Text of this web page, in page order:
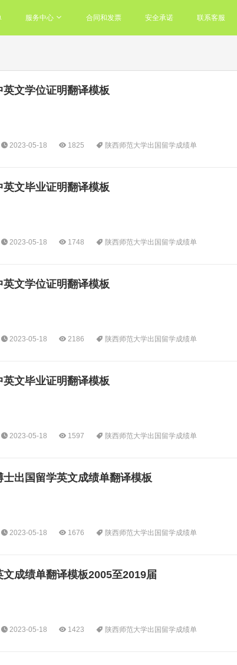
服务中心 合同和发票 安全承诺 联系客服
英文学位证明翻译模板
2023-05-18 1825 陕西师范大学出国留学成绩单
英文毕业证明翻译模板
2023-05-18 1748 陕西师范大学出国留学成绩单
英文学位证明翻译模板
2023-05-18 2186 陕西师范大学出国留学成绩单
英文毕业证明翻译模板
2023-05-18 1597 陕西师范大学出国留学成绩单
士出国留学英文成绩单翻译模板
2023-05-18 1676 陕西师范大学出国留学成绩单
文成绩单翻译模板2005至2019届
2023-05-18 1423 陕西师范大学出国留学成绩单